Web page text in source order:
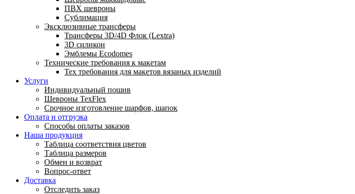
ПВХ шевроны
Сублимация
Эксклюзивные трансферы
Трансферы 3D/4D Флок (Lextra)
3D силикон
Эмблемы Ecodomes
Технические требования к макетам
Тех требования для макетов вязаных изделий
Услуги
Индивидуальный пошив
Шевроны TexFlex
Срочное изготовление шарфов, шапок
Оплата и отгрузка
Способы оплаты заказов
Наша продукция
Таблица соответствия цветов
Таблица размеров
Обмен и возврат
Вопрос-ответ
Доставка
Отследить заказ